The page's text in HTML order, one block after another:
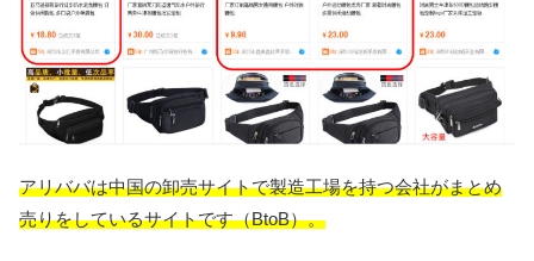
アリババは中国の卸売サイトで製造工場を持つ会社がまとめ
売りをしているサイトです（BtoB）。